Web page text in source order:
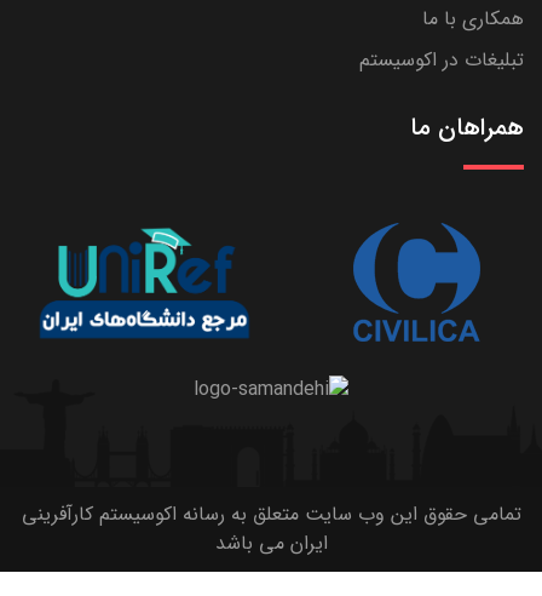
همکاری با ما
تبلیغات در اکوسیستم
همراهان ما
تمامی حقوق این وب سایت متعلق به رسانه اکوسیستم کارآفرینی
ایران می باشد